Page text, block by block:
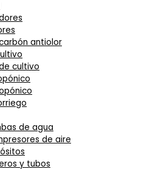
antiolor
cultivo
de agua
de aire
y tubos